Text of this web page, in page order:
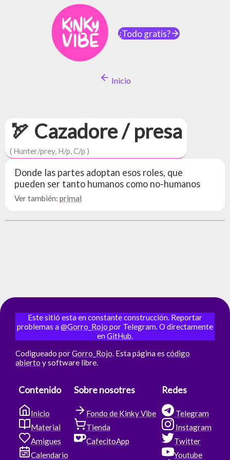
¿Todo gratis?
Inicio
🏹 Cazadore / presa
( Hunter/prey, H/p, C/p )
Donde las partes adoptan esos roles, que
pueden ser tanto humanos como no-humanos
Ver también:primal
Este sitió esta en constante construcción. Reportar
problemas a@Gorro_Rojo por Telegram. O directamente
enGitHub.
Codigueado porGorro_Rojo. Esta página escódigo
abierto y software libre.
Contenido
Inicio
Material
Amigues
Calendario
Sobre nosotres
Fondo de Kinky Vibe
Tienda
CafecitoApp
Redes
Telegram
Instagram
Twitter
Youtube